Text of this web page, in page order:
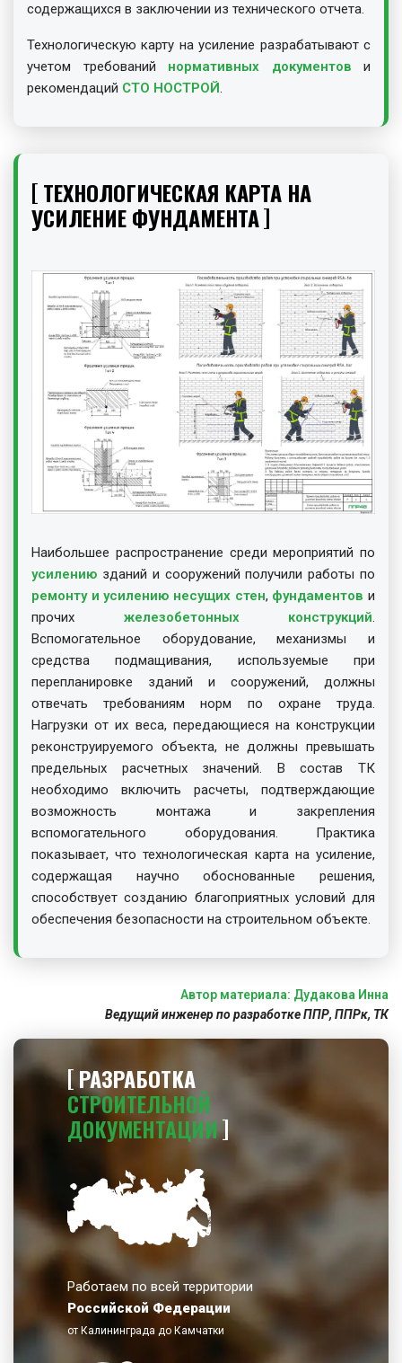
содержащихся в заключении из технического отчета.
Технологическую карту на усиление разрабатывают с
учетом требований нормативных документов и
рекомендаций СТО НОСТРОЙ.
ТЕХНОЛОГИЧЕСКАЯ КАРТА НА
УСИЛЕНИЕ ФУНДАМЕНТА
Наибольшее распространение среди мероприятий по
усилению зданий и сооружений получили работы по
ремонту и усилению несущих стен, фундаментов и
прочих железобетонных конструкций.
Вспомогательное оборудование, механизмы и
средства подмащивания, используемые при
перепланировке зданий и сооружений, должны
отвечать требованиям норм по охране труда.
Нагрузки от их веса, передающиеся на конструкции
реконструируемого объекта, не должны превышать
предельных расчетных значений. В состав ТК
необходимо включить расчеты, подтверждающие
возможность монтажа и закрепления
вспомогательного оборудования. Практика
показывает, что технологическая карта на усиление,
содержащая научно обоснованные решения,
способствует созданию благоприятных условий для
обеспечения безопасности на строительном объекте.
Автор материала: Дудакова Инна
Ведущий инженер по разработке ППР, ППРк, ТК
РАЗРАБОТКА
СТРОИТЕЛЬНОЙ
ДОКУМЕНТАЦИИ
Работаем по всей территории
Российской Федерации
от Калининграда до Камчатки